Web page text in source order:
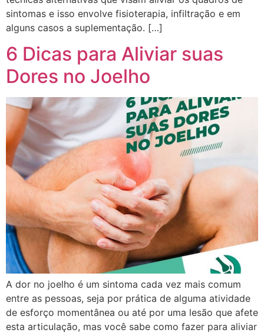
sintomas e isso envolve fisioterapia, infiltração e em
alguns casos a suplementação. […]
6 Dicas para Aliviar suas
Dores no Joelho
A dor no joelho é um sintoma cada vez mais comum
entre as pessoas, seja por prática de alguma atividade
de esforço momentânea ou até por uma lesão que afete
esta articulação, mas você sabe como fazer para aliviar